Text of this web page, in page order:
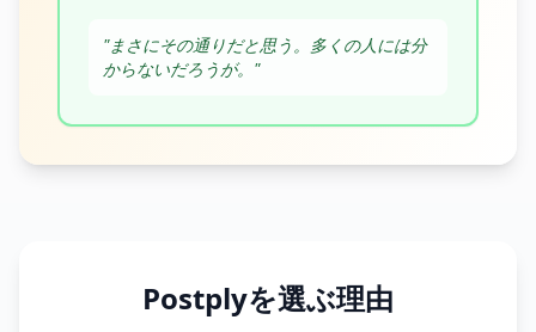
"まさにその通りだと思う。多くの人には分
からないだろうが。 "
Postplyを選ぶ理由